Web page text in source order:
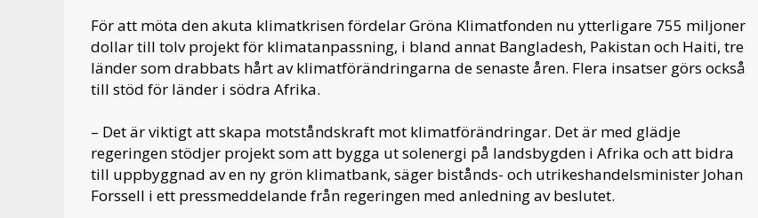
För att möta den akuta klimatkrisen fördelar Gröna Klimatfonden nu ytterligare 755 miljoner
dollar till tolv projekt för klimatanpassning, i bland annat Bangladesh, Pakistan och Haiti, tre
länder som drabbats hårt av klimatförändringarna de senaste åren. Flera insatser görs också
till stöd för länder i södra Afrika.
– Det är viktigt att skapa motståndskraft mot klimatförändringar. Det är med glädje
regeringen stödjer projekt som att bygga ut solenergi på landsbygden i Afrika och att bidra
till uppbyggnad av en ny grön klimatbank, säger bistånds- och utrikeshandelsminister Johan
Forssell i ett pressmeddelande från regeringen med anledning av beslutet.